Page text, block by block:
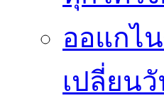
ออแกไ
เปลี่ยน